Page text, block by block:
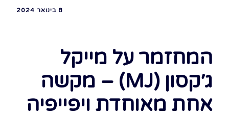
8 בינואר 2024
המחזמר על מייקל
ג׳קסון (MJ) – מקשה
אחת מאוחדת ויפייפיה